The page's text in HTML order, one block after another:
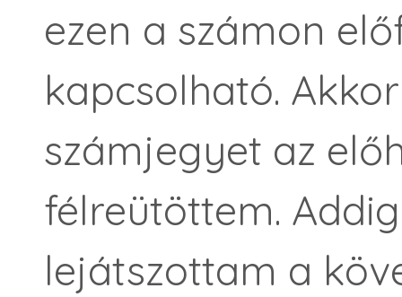
ezen a számon
kapcsolható.
számjegyet az
félreütöttem.
lejátszottam a